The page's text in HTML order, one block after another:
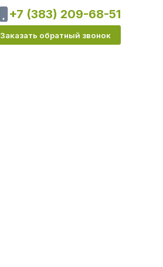
+7 (383) 209-68-51
Заказать обратный звонок